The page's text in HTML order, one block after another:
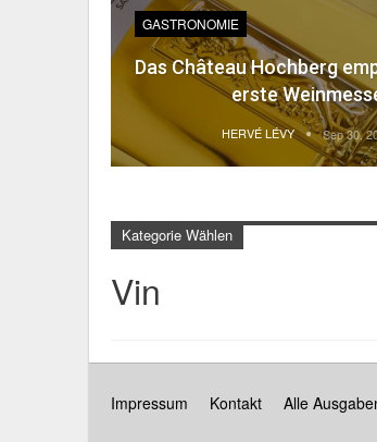
GASTRONOMIE
Das Château Hochberg
erste
HERVÉ LÉVY Sep 30,
Kategorie Wählen
Vin
Impressum Kontakt Alle